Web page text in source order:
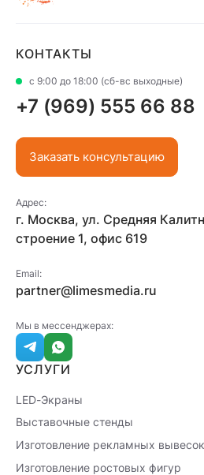
КОНТАКТЫ
с 9:00 до 18:00 (сб-вс выходные)
+7 (969) 555 66 88
Заказать консультацию
Адрес:
г. Москва, ул. Средняя
строение 1, офис 619
Email:
partner@limesmedia.ru
Мы в мессенджерах:
УСЛУГИ
LED-Экраны
Выставочные стенды
Изготовление рекламных вывесок
Изготовление ростовых фигур